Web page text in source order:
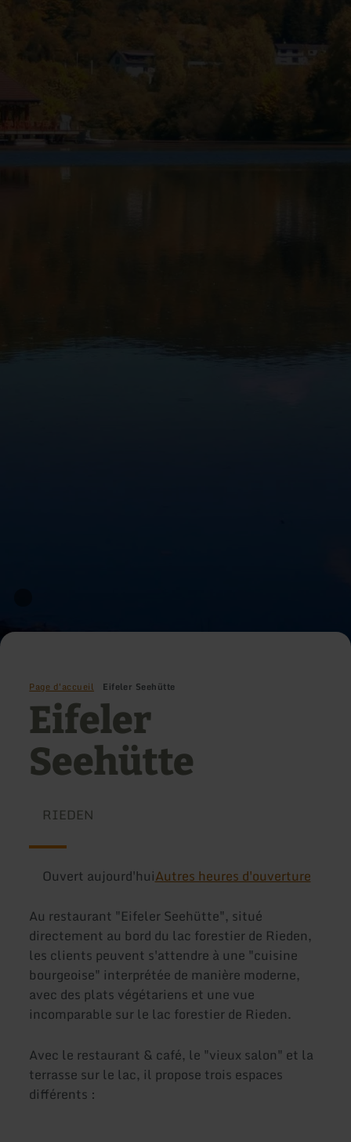
Page d'accueil Eifeler Seehütte
Eifeler
Seehütte
RIEDEN
Ouvert aujourd'huiAutres heures d'ouverture
Au restaurant "Eifeler Seehütte", situé
directement au bord du lac forestier de Rieden,
les clients peuvent s'attendre à une "cuisine
bourgeoise" interprétée de manière moderne,
avec des plats végétariens et une vue
incomparable sur le lac forestier de Rieden.
Avec le restaurant & café, le "vieux salon" et la
terrasse sur le lac, il propose trois espaces
différents :